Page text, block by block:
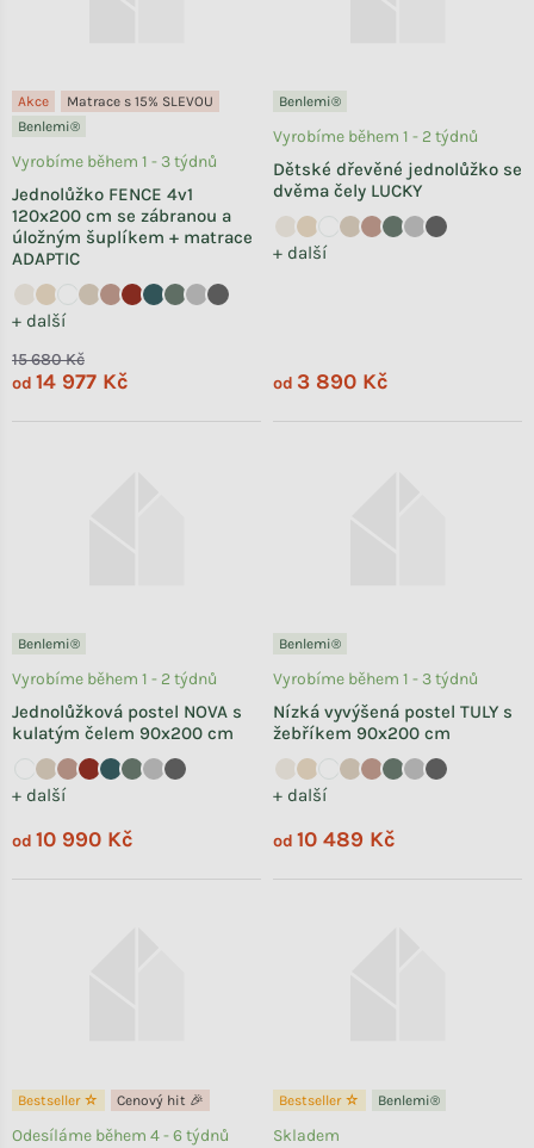
Akce
Matrace s 15% SLEVOU
Benlemi®
Jednolůžko FENCE 4v1
120x200 cm se zábranou a
úložným šuplíkem + matrace
ADAPTIC
+ další
Vyrobíme během 1 - 3 týdnů
15 680 Kč
od 14 977 Kč
Benlemi®
Dětské dřevěné jednolůžko se
dvěma čely LUCKY
+ další
Vyrobíme během 1 - 2 týdnů
od 3 890 Kč
Benlemi®
Jednolůžková postel NOVA s
kulatým čelem 90x200 cm
+ další
Vyrobíme během 1 - 2 týdnů
od 10 990 Kč
Benlemi®
Nízká vyvýšená postel TULY s
žebříkem 90x200 cm
+ další
Vyrobíme během 1 - 3 týdnů
od 10 489 Kč
Bestseller ☆ Cenový hit 🎉
Odesíláme během 4 - 6 týdnů
Bestseller ☆ Benlemi®
Skladem